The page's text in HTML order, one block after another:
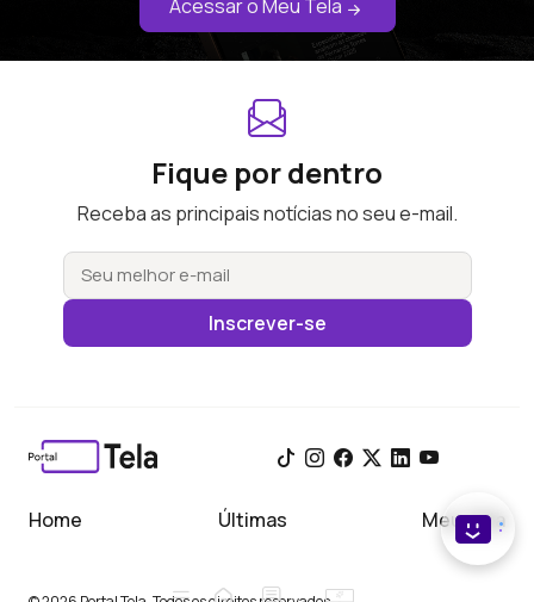
Acessar o Meu Tela
Fique por dentro
Receba as principais notícias no seu e-mail.
Inscrever-se
Home Últimas Meu Tela